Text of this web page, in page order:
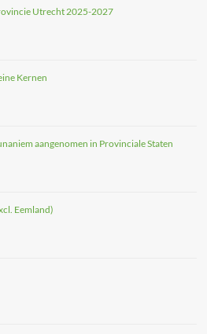
Utrecht 2025-2027
Kernen
aangenomen in Provinciale Staten
Eemland)